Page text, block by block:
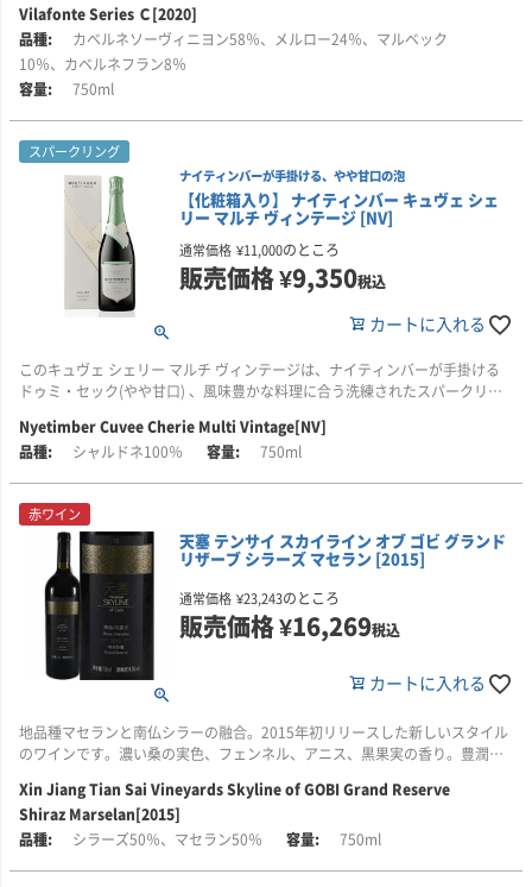
「アルゼンチン最古のワイナリーが紡ぐ、標高1700m超の極上マルベック」
1831年創業、現存するアルゼンチン最古のワイナリー「ボデガ・コロメ」。
その畑には、1854年にフランス・ボルドーから持ち込まれた樹齢190年を超
ワイナリーが位置するのは、アンデス山脈のサルタ州カルチャキ・ヴァレ
ー。標高1700から3111mという世界でも類を見ない高地で、昼夜25度の寒
暖差と強烈な紫外線がブドウの果皮を厚くし、凝縮感とエレガンスを兼ね備
えた味わいを生み出します。畑では有機農法を実践し、それぞれ異なる標高
と土壌が個性豊かなワインを育みます。
2001年には、ナパ・ヴァレーの名門「ヘス・コレクション」創業者ドナル
ド・ヘス氏がこの地に惚れ込み買収。畑や醸造設備の刷新により、コロメは
アルゼンチン・プレミアムワインの象徴的存在へと進化しました。現在は2代
目がその理念を受け継ぎ、ワインは世界40カ国以上へ輸出されています。
ズ・タレル美術館の開設など、カルチャキ・ヴァレーの発展にも寄与。ワイ
ンツーリズムの拠点としても世界中から訪問客を魅了しています。
ロメのワイン。グラスに注ぐその一杯から、アルゼンチンの大地と天空の物
語をお楽しみください。
しか手に入らない特別なワインです！
このワインを手掛けるのは、ロバート・モンダヴィなどでの経験を経て「世
界のトップ30醸造家」に選ばれたアメリカ人女性醸造家ゼルマ・ロング氏、
門ワイナリー「ワーウィック」の元オーナー、マイク・ラトクリフ氏という
豪華なチームです。
■生産者のコメント
2020年のシリーズCは、濃密で深い赤紫色と、鮮やかなクリムゾン色の縁取
りが目を引きます。
豊かなアロマは、このシリーズの特徴であるブルーベリーやブラックチェリ
ーのような香りを明確に感じさせます。熟したカシスの濃厚で甘い香りに加
え、ほのかなスパイスやハーブのような香り、そして香ばしい焼き杉のニュ
アンスが重なり、洗練された印象を与えます。
味わいはふくよかで調和がとれており、熟した果実の風味が豊かに広がりま
す。中盤は、官能的で、熟したタンニンや凝縮感、そしてしっかりとしたテ
クスチャーが印象的です。味わいは、引き締まりつつも滑らかで途切れるこ
となく続き、完璧な存在感と長い余韻を残します。全体の調和がとれ、完成
このヴィンテージは、シルクのようになめらかなタンニンと、若々しいエネ
ルギーを内包し、本質的なエレガンスを体現しています。若々しい魅力にあ
ふれていますが、ヴィンテージから10年、もしくはそれ以上の熟成を経て、
その真価を発揮する可能性を秘めています。
■栽培について
南アフリカ/西ケープ州のパール地区に位置する自社畑から収穫したブドウが
使われています。
収穫されたブドウは、一粒ずつ丁寧に選果され、パーフェクトなブドウのみ
を使用しています。ワインの移動は、ポンプよりもリフトを使用し、グラヴ
は、フレンチオーク樽(新樽68％)で22か月間熟成され、その後、瓶内でリリ
ースまで9ヶ月熟成しています。生産された樽は61樽のみです。アルコール
度14.0％。
Vilafonte Series Ｃ[2020]
カベルネソーヴィニヨン58％、メルロー24％、マルベック
10％、カベルネフラン8％
750ml
スパークリング
ナイティンバーが手掛ける、やや甘口の泡
【化粧箱入り】 ナイティンバー キュヴェ シェ
リー マルチ ヴィンテージ [NV]
通常価格 ¥11,000のところ
販売価格¥9,350税込
カートに入れる
このキュヴェ シェリー マルチ ヴィンテージは、ナイティンバーが手掛ける
ドゥミ・セック(やや甘口) 、風味豊かな料理に合う洗練されたスパークリン
■生産者のコメント
香りが豊かに広がります。口に含むと、甘く爽やかなレモンの味わいが、シ
ャープな酸味と非常にクリーンでピュアな構造によってバランスよく引き立
っています。
ストロベリー＆クリームなどの伝統的なイギリスのデザートから、日本、中
国、タイの香り高い料理まで、様々な料理と相性が良いです。
■栽培について
イギリス/ハンプシャー州とウェスト・サセックス州のブドウを使用していま
■醸造について
38g/l、酸度8.5g/l、アルコール度12.0％。
Nyetimber Cuvee Cherie Multi Vintage[NV]
シャルドネ100％
750ml
赤ワイン
天塞 テンサイ スカイライン オブ ゴビ グランド
リザーブ シラーズ マセラン [2015]
通常価格 ¥23,243のところ
販売価格¥16,269税込
カートに入れる
地品種マセランと南仏シラーの融合。2015年初リリースした新しいスタイル
のワインです。濃い桑の実色、フェンネル、アニス、黒果実の香り。豊潤で
Xin Jiang Tian Sai Vineyards Skyline of GOBI Grand Reserve
Shiraz Marselan[2015]
シラーズ50％、マセラン50％
750ml